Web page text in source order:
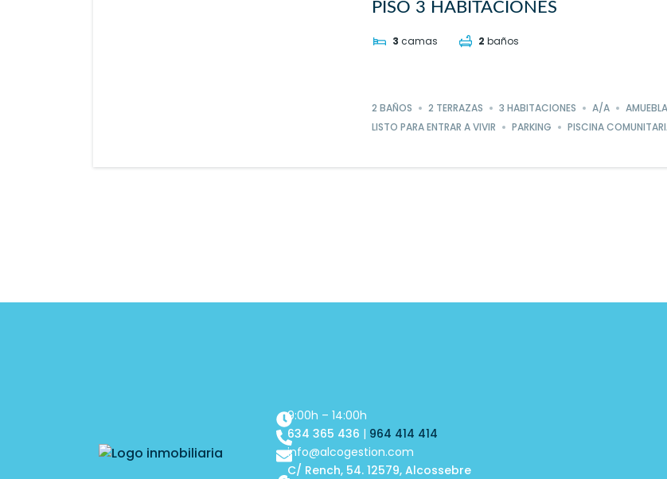
PISO 3 HABITACIONES
3 camas 2 baños
2 BAÑOS 2 TERRAZAS 3 HABITACIONES A/A
LISTO PARA ENTRAR A VIVIR
PARKING PISCINA
9:00h – 14:00h
634 365 436 | 964 414 414
info@alcogestion.com
C/ Rench, 54. 12579, Alcossebre